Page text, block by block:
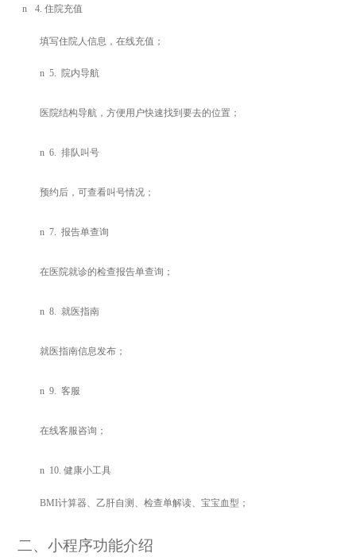
n 4.住院充值
填写住院人信息，在线充值；
n 5. 院内导航
医院结构导航，方便用户快速找到要去的位置；
n 6.排队叫号
预约后，可查看叫号情况；
n 7.报告单查询
在医院就诊的检查报告单查询 ；
n 8.就医指南
就医指南信息发布 ；
n 9.客服
在线客服咨询 ；
n 10.健康小工具
BMI计算器、乙肝自测、检查单解读、宝宝血型；
二、小程序功能介绍